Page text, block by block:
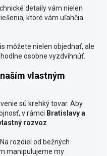
detaily vám nielen
ktoré vám uľahčia
môžete nielen objednať, ale
osobne vyzdvihnúť.
vlastným
sú krehký tovar. Aby
v rámci Bratislavy a
rozvoz
Na rozdiel od bežných
manipulujeme my